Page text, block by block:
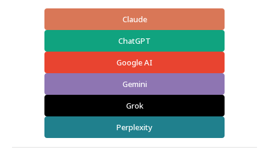
Claude
ChatGPT
Google AI
Gemini
Grok
Perplexity